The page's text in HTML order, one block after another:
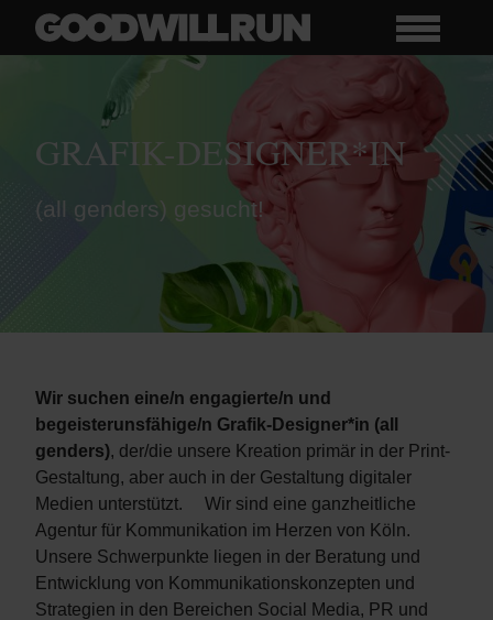
GRAFIK-DESIGNER*IN
(all genders) gesucht!
Wir suchen eine/n engagierte/n und
begeisterunsfähige/n Grafik-Designer*in (all
genders), der/die unsere Kreation primär in der Print-
Gestaltung, aber auch in der Gestaltung digitaler
Medien unterstützt. Wir sind eine ganzheitliche
Agentur für Kommunikation im Herzen von Köln.
Unsere Schwerpunkte liegen in der Beratung und
Entwicklung von Kommunikationskonzepten und
Strategien in den Bereichen Social Media, PR und